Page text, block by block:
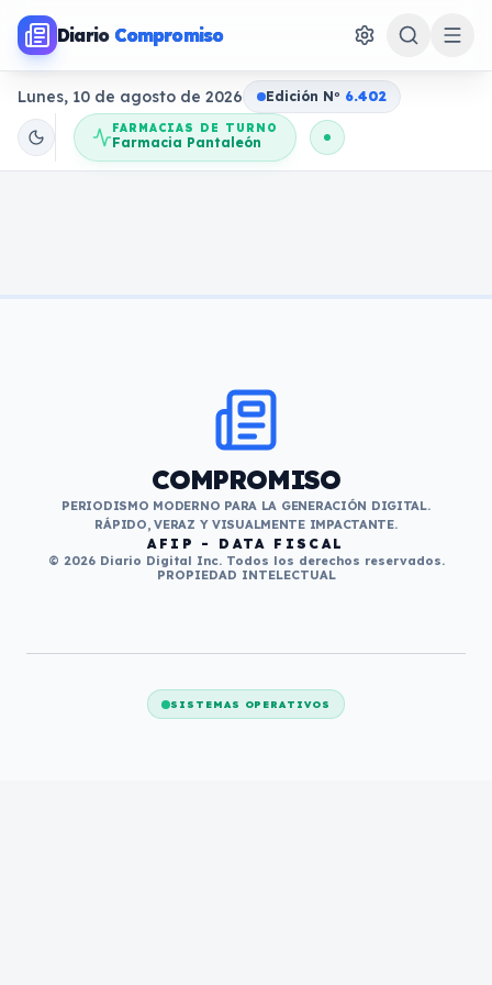
Diario Compromiso
Lunes, 10 de agosto de 2026 Edición No 6.402
FARMACIAS DE TURNO
Farmacia Pantaleón
COMPROMISO
PERIODISMO MODERNO PARA LA GENERACIÓN DIGITAL.
RÁPIDO, VERAZ Y VISUALMENTE IMPACTANTE.
AFIP - DATA FISCAL
© 2026 Diario Digital Inc. Todos los derechos reservados.
PROPIEDAD INTELECTUAL
SISTEMAS OPERATIVOS